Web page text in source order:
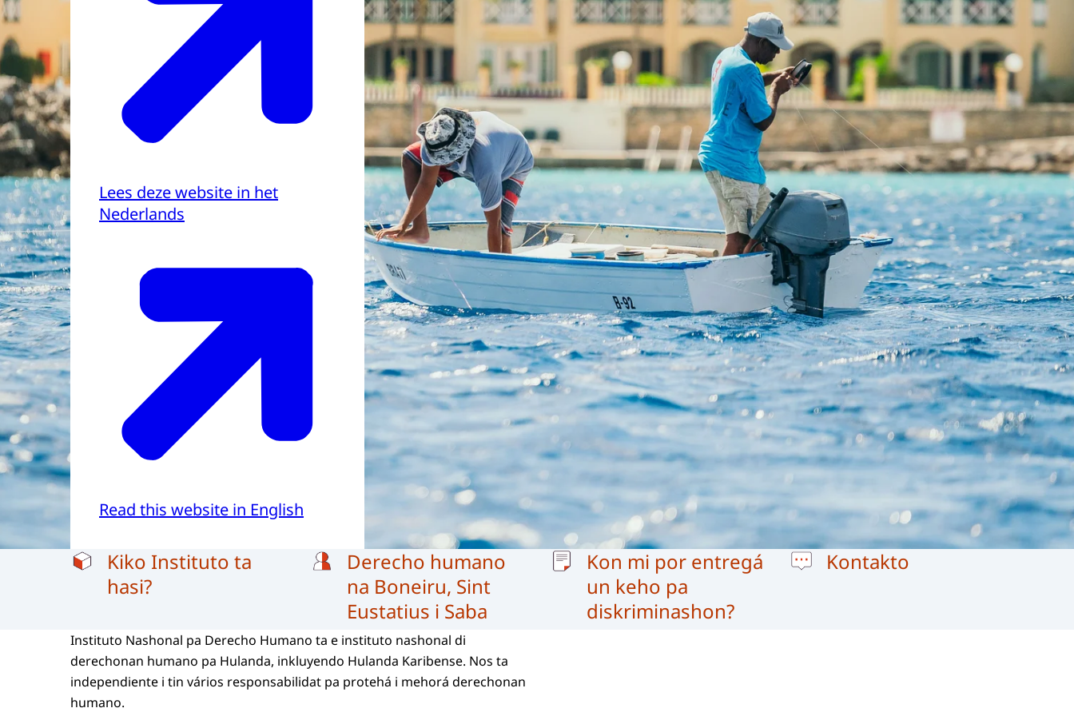
Lees deze website in het
Nederlands
Read this website in English
Navigation block redakshonal
Kiko Instituto ta
hasi?
Derecho humano
na Boneiru, Sint
Eustatius i Saba
Kon mi por entregá
un keho pa
diskriminashon?
Kontakto
Instituto Nashonal pa Derecho Humano ta e instituto nashonal di
derechonan humano pa Hulanda, inkluyendo Hulanda Karibense. Nos ta
independiente i tin vários responsabilidat pa protehá i mehorá derechonan
humano.